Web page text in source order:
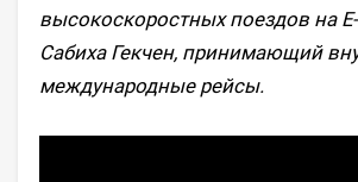
высокоскоростных поездов на
Сабиха Гекчен, принимающий
международные рейсы.